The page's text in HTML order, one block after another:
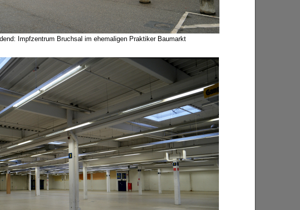
Impfzentrum Bruchsal im ehemaligen Praktiker Baumarkt